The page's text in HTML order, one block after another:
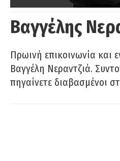
Βαγγέλης
Πρωινή επικοινωνία και
Βαγγέλη Νεραντζιά.
πηγαίνετε διαβασμένοι